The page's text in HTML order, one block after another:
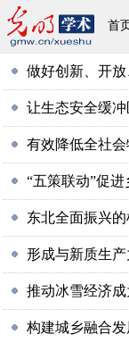
首
做好创新、开
让生态安全缓
有效降低全社
“五策联动”促
东北全面振兴
形成与新质生
推动冰雪经济
构建城乡融合